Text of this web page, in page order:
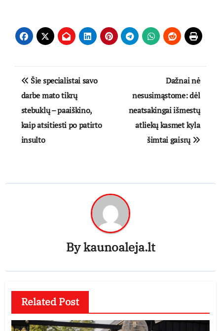
Navigacija
tarp
įrašų
Šie specialistai savo
darbe mato tikrų
stebuklų – paaiškino,
kaip atsitiesti po patirto
insulto
Dažnai nė
nesusimąstome: dėl
neatsakingai išmestų
atliekų kasmet kyla
šimtai gaisrų
Bykaunoaleja.lt
Related Post